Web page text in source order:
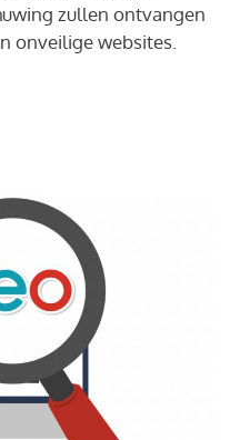
zullen ontvangen
onveilige websites.